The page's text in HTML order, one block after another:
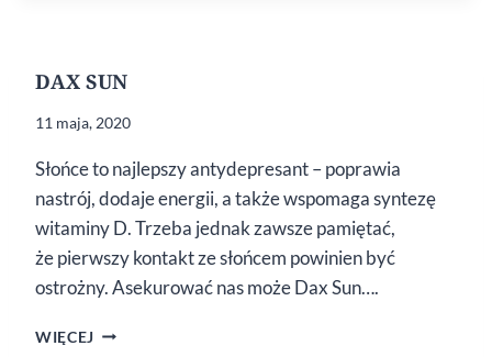
DAX SUN
11 maja, 2020
Słońce to najlepszy antydepresant – poprawia
nastrój, dodaje energii, a także wspomaga syntezę
witaminy D. Trzeba jednak zawsze pamiętać,
że pierwszy kontakt ze słońcem powinien być
ostrożny. Asekurować nas może Dax Sun….
WIĘCEJ DAX